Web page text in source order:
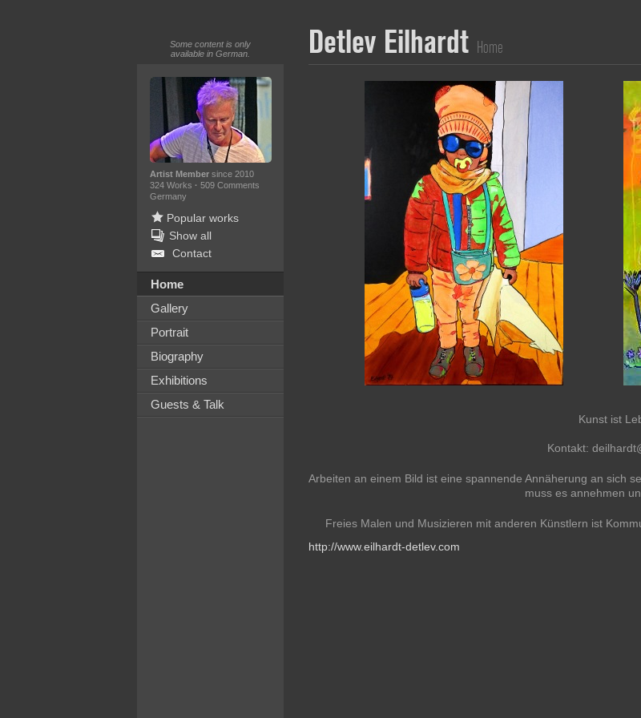
Some content is only
available in German.
Artist Membersince 2010
324 Works · 509 Comments
Germany
Popular works
Show all
Contact
Home
Gallery
Portrait
Biography
Exhibitions
Guests & Talk
Detlev Eilhardt Home
Kunst ist
Kontakt:
Arbeiten an einem Bild ist eine spannende Annäherung an sich
muss es annehmen
Freies Malen und Musizieren mit anderen Künstlern ist
http://www.eilhardt-detlev.com